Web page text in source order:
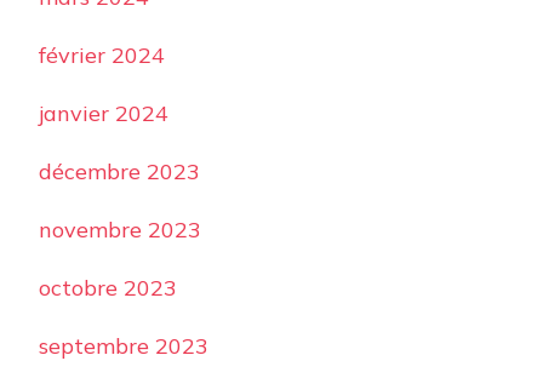
février 2024
janvier 2024
décembre 2023
novembre 2023
octobre 2023
septembre 2023